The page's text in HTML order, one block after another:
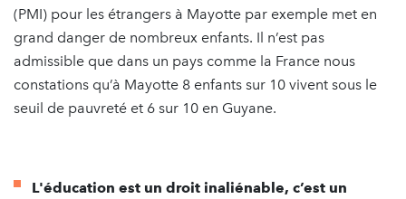
(PMI) pour les étrangers à Mayotte par exemple met en
grand danger de nombreux enfants. Il n’est pas
admissible que dans un pays comme la France nous
constations qu’à Mayotte 8 enfants sur 10 vivent sous le
seuil de pauvreté et 6 sur 10 en Guyane.
L'éducation est un droit inaliénable, c’est un